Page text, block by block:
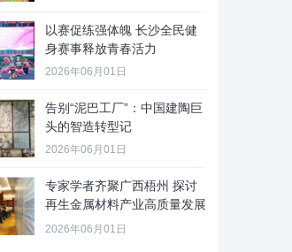
以赛促练强体魄 长沙全民健
身赛事释放青春活力
2026年06月01日
告别“泥巴工厂”：中国建陶巨
头的智造转型记
2026年06月01日
专家学者齐聚广西梧州 探讨
再生金属材料产业高质量发展
路径
2026年06月01日